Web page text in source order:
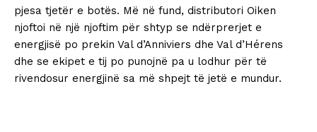
pjesa tjetër e botës. Më në fund, distributori Oiken
njoftoi në një njoftim për shtyp se ndërprerjet e
energjisë po prekin Val d’Anniviers dhe Val d’Hérens
dhe se ekipet e tij po punojnë pa u lodhur për të
rivendosur energjinë sa më shpejt të jetë e mundur.